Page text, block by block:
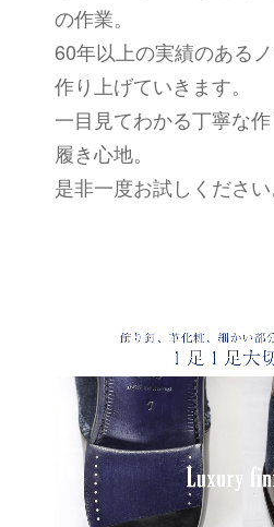
の作業。
60年以上の実績のある
作り上げていきます。
一目見てわかる丁寧な
履き心地。
是非一度お試しください